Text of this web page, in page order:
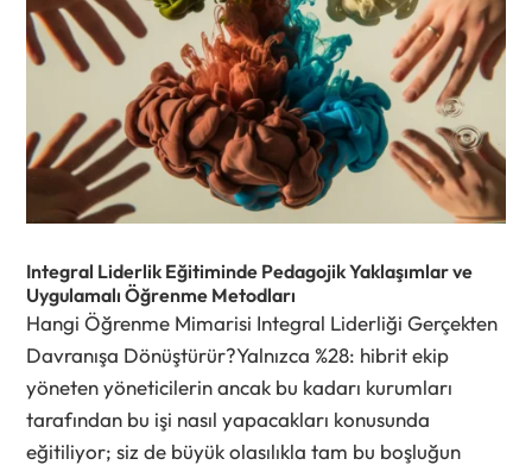
Integral Liderlik Eğitiminde Pedagojik Yaklaşımlar ve
Uygulamalı Öğrenme Metodları
Hangi Öğrenme Mimarisi Integral Liderliği Gerçekten
Davranışa Dönüştürür?Yalnızca %28: hibrit ekip
yöneten yöneticilerin ancak bu kadarı kurumları
tarafından bu işi nasıl yapacakları konusunda
eğitiliyor; siz de büyük olasılıkla tam bu boşluğun